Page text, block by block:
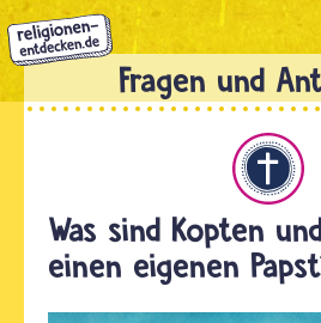
Direkt
zum
Inhalt
Was sind Kopten
einen eigenen